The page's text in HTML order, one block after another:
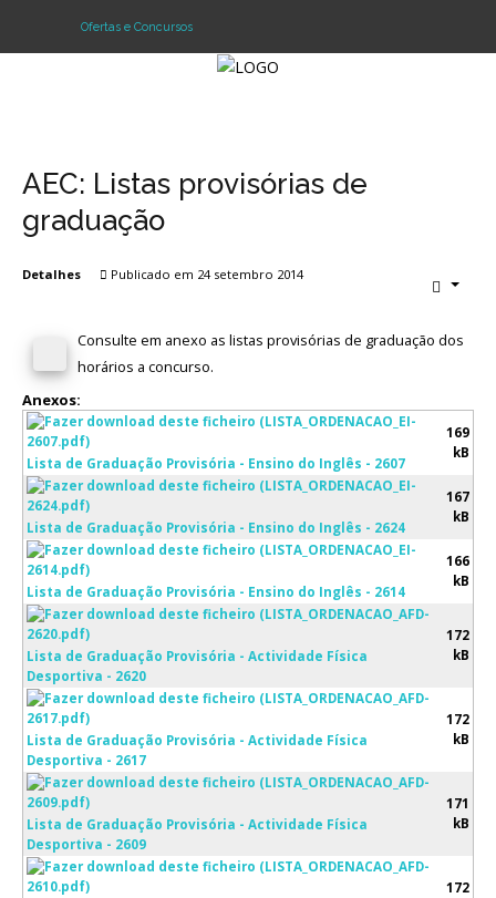
Register
Projetos
Contactos
Avaliação
Ofertas e Concursos
AEC: Listas provisórias de
graduação
Detalhes Publicado em 24 setembro 2014
Consulte em anexo as listas provisórias de graduação dos
horários a concurso.
Anexos:
Lista de Graduação Provisória - Ensino do Inglês - 2607
169
kB
Lista de Graduação Provisória - Ensino do Inglês - 2624
167
kB
Lista de Graduação Provisória - Ensino do Inglês - 2614
166
kB
Lista de Graduação Provisória - Actividade Física
Desportiva - 2620
172
kB
Lista de Graduação Provisória - Actividade Física
Desportiva - 2617
172
kB
Lista de Graduação Provisória - Actividade Física
Desportiva - 2609
171
kB
172